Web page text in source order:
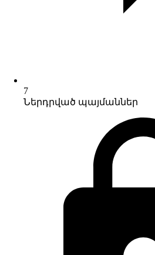
7
Ներդրված պայմաններ